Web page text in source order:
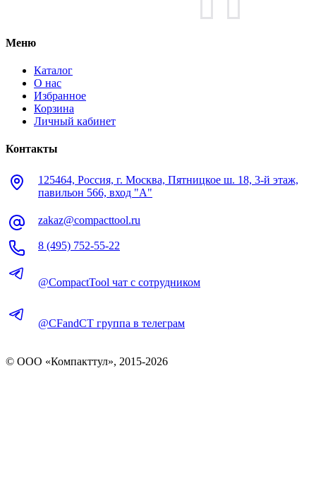
Меню
Каталог
О нас
Избранное
Корзина
Личный кабинет
Контакты
125464, Россия, г. Москва, Пятницкое ш. 18, 3-й этаж,
павильон 566, вход "А"
zakaz@compacttool.ru
8 (495) 752-55-22
@CompactTool чат с сотрудником
@CFandCT группа в телеграм
© OOO «Компакттул», 2015-2026